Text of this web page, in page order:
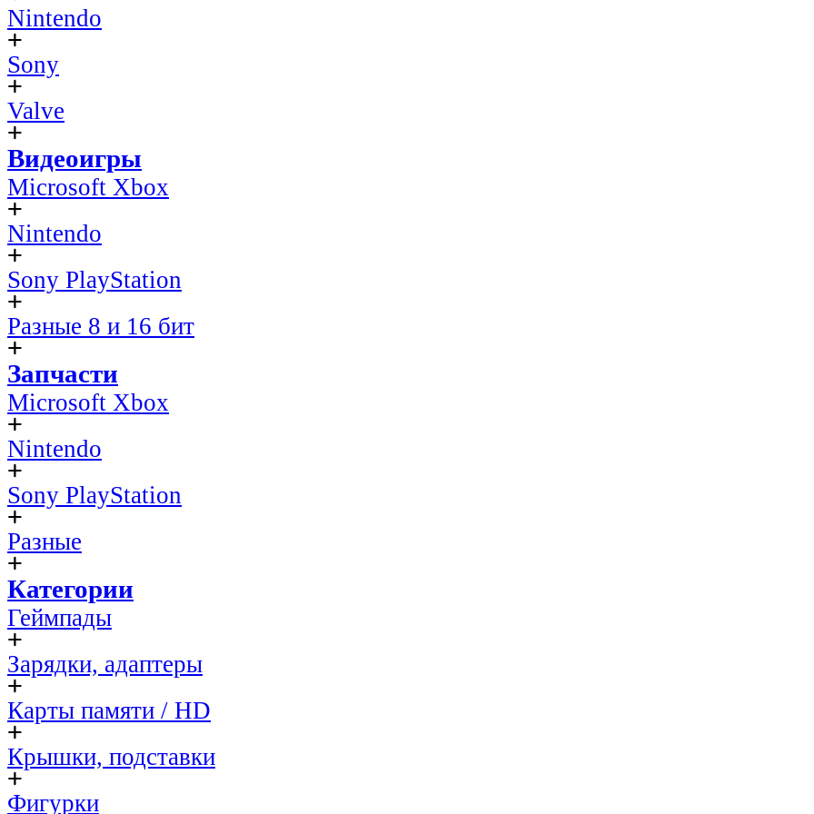
Nintendo
Sony
Valve
Видеоигры
Microsoft Xbox
Nintendo
Sony PlayStation
Разные 8 и 16 бит
Запчасти
Microsoft Xbox
Nintendo
Sony PlayStation
Разные
Категории
Геймпады
Зарядки, адаптеры
Карты памяти / HD
Крышки, подставки
Фигурки